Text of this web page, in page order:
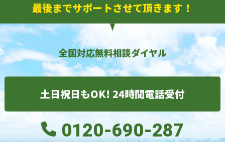
最後までサポートさせて頂きます！
全国対応無料相談ダイヤル
土日祝日もOK! 24時間電話受付
0120-690-287